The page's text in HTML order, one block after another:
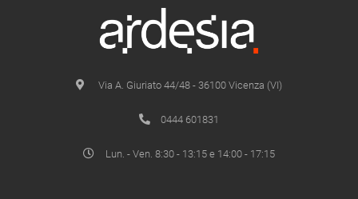
Via A. Giuriato 44/48 - 36100 Vicenza (VI)
0444 601831
Lun. - Ven. 8:30 - 13:15 e 14:00 - 17:15